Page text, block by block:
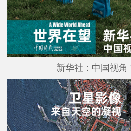
新华社：中国视角